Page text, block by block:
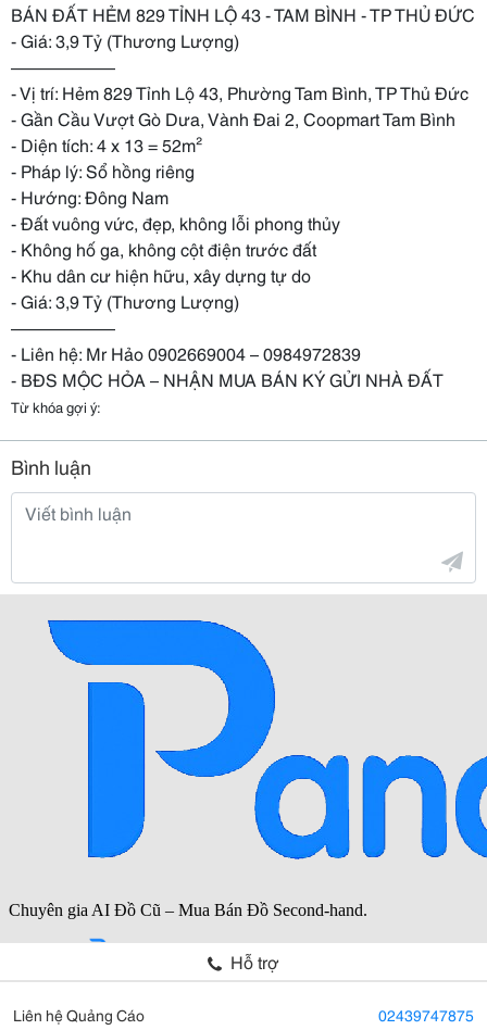
BÁN ĐẤT HẺM 829 TỈNH LỘ 43 - TAM BÌNH - TP THỦ ĐỨC
- Giá: 3,9 Tỷ (Thương Lượng)
——————
- Vị trí: Hẻm 829 Tỉnh Lộ 43, Phường Tam Bình, TP Thủ Đức
- Gần Cầu Vượt Gò Dưa, Vành Đai 2, Coopmart Tam Bình
- Diện tích: 4 x 13 = 52m²
- Pháp lý: Sổ hồng riêng
- Hướng: Đông Nam
- Đất vuông vức, đẹp, không lỗi phong thủy
- Không hố ga, không cột điện trước đất
- Khu dân cư hiện hữu, xây dựng tự do
- Giá: 3,9 Tỷ (Thương Lượng)
——————
- Liên hệ: Mr Hảo 0902669004 – 0984972839
- BĐS MỘC HỎA – NHẬN MUA BÁN KÝ GỬI NHÀ ĐẤT
Từ khóa gợi ý:
Bình luận
Hỗ trợ
Liên hệ Quảng Cáo 02439747875